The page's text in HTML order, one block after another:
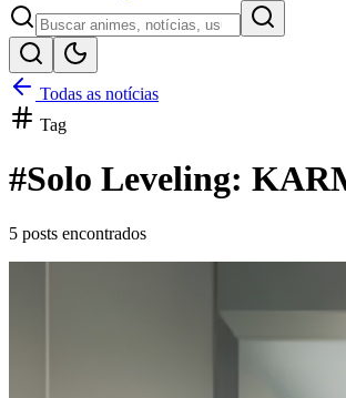
Todas as notícias
Tag
#Solo Leveling:
5 posts encontrados